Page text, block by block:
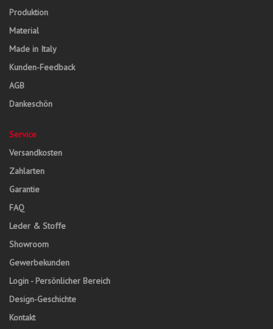
Produktion
Material
Made in Italy
Kunden-Feedback
AGB
Dankeschön
Service
Versandkosten
Zahlarten
Garantie
FAQ
Leder & Stoffe
Showroom
Gewerbekunden
Login - Persönlicher Bereich
Design-Geschichte
Kontakt